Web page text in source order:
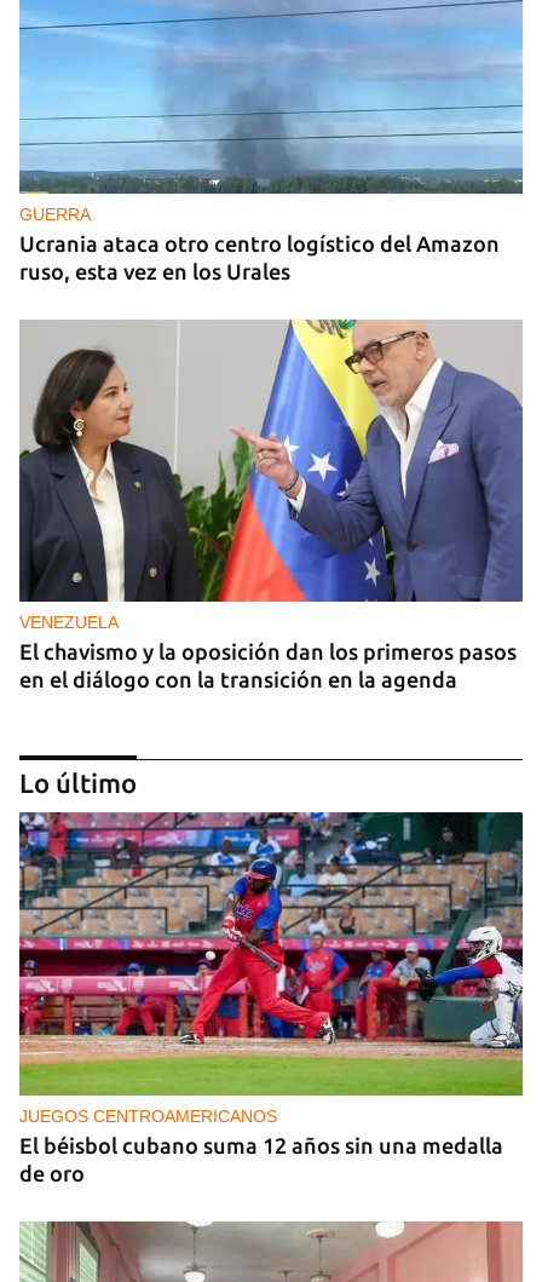
GUERRA
Ucrania ataca otro centro logístico del Amazon
ruso, esta vez en los Urales
VENEZUELA
El chavismo y la oposición dan los primeros pasos
en el diálogo con la transición en la agenda
NICARAGUA
EE UU propone a la OEA convocar a los
cancilleres para "tomar medidas" contra las
decisiones de Ortega
Lo último
JUEGOS CENTROAMERICANOS
El béisbol cubano suma 12 años sin una medalla
de oro